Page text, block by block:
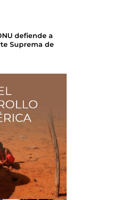
defiende a
Suprema de